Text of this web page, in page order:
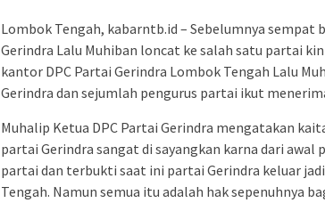
Lombok Tengah, kabarntb.id – Sebelumnya
Gerindra Lalu Muhiban loncat ke salah satu partai
kantor DPC Partai Gerindra Lombok Tengah Lalu
Gerindra dan sejumlah pengurus partai ikut
Muhalip Ketua DPC Partai Gerindra mengatakan
partai Gerindra sangat di sayangkan karna dari
partai dan terbukti saat ini partai Gerindra keluar
Tengah. Namun semua itu adalah hak sepenuhnya